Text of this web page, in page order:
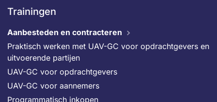
Trainingen
Aanbesteden en contracteren
Praktisch werken met UAV-GC voor opdrachtgevers en
uitvoerende partijen
UAV-GC voor opdrachtgevers
UAV-GC voor aannemers
Programmatisch inkopen